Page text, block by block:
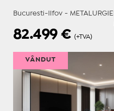
Bucuresti-Ilfov - METALURGIEI
82.499€ (+TVA)
VÂNDUT